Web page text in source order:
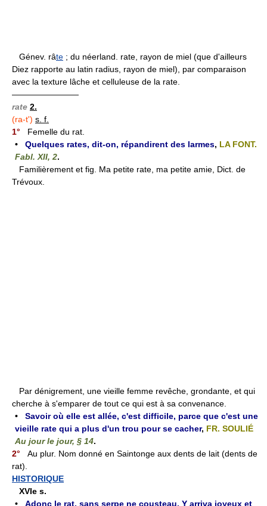
Génev. râte ; du néerland. rate, rayon de miel (que d'ailleurs
Diez rapporte au latin radius, rayon de miel), par comparaison
avec la texture lâche et celluleuse de la rate.
————————
rate 2.
(ra-t') s. f.
1° Femelle du rat.
• Quelques rates, dit-on, répandirent des larmes, LA FONT.
Fabl. XII, 2.
Familièrement et fig. Ma petite rate, ma petite amie, Dict. de
Trévoux.
Par dénigrement, une vieille femme revêche, grondante, et qui
cherche à s'emparer de tout ce qui est à sa convenance.
• Savoir où elle est allée, c'est difficile, parce que c'est une
vieille rate qui a plus d'un trou pour se cacher, FR. SOULIÉ
Au jour le jour, § 14.
2° Au plur. Nom donné en Saintonge aux dents de lait (dents de
rat).
HISTORIQUE
XVIe s.
• Adonc le rat, sans serpe ne cousteau, Y arriva joyeux et